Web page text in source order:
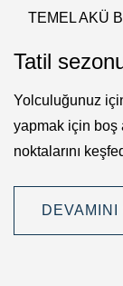
TEMEL AKÜ
Tatil
Yolculuğunuz
yapmak için boş
noktalarını
DEVAMINI